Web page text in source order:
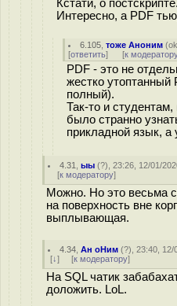
Кстати, о постскрипте.
Интересно, а PDF
6.105 ,тоже Аноним (
[ответить] [к
PDF - это не
жестко утоптанный
полный).
Так-то и
было странно
прикладной язык, а
4.31 ,ыы (?), 23:26, 12/01/
[к модератору]
Можно. Но это весьма
на поверхность вне
выплывающая.
4.34 ,Ан оНим (?), 23:40, 12/
[↓] [к модератору]
На SQL чатик
доложить. LoL.